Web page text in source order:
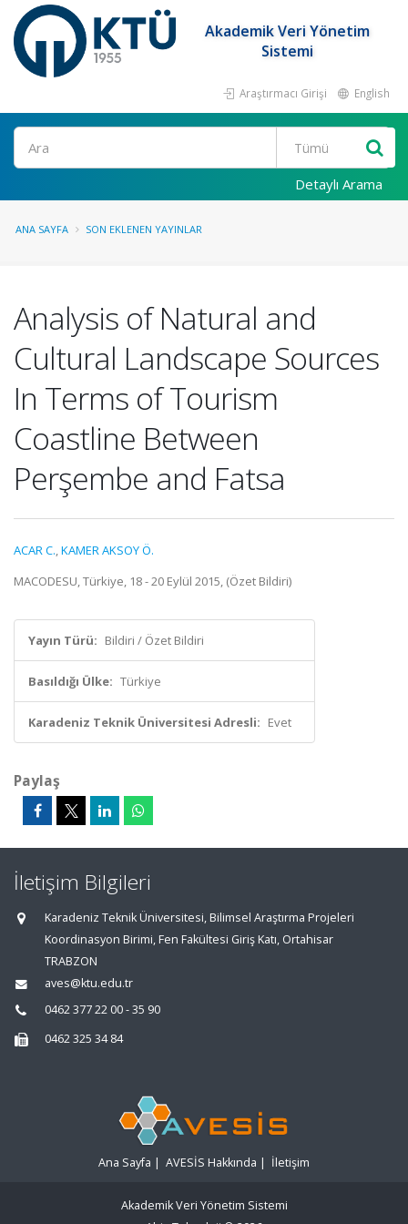
Akademik Veri Yönetim
Sistemi
Araştırmacı Girişi English
Ara
Detaylı Arama
ANA SAYFA SON EKLENEN YAYINLAR
Analysis of Natural and
Cultural Landscape Sources
In Terms of Tourism
Coastline Between
Perşembe and Fatsa
ACAR C.,KAMER AKSOY Ö.
MACODESU, Türkiye, 18 - 20 Eylül 2015, (Özet Bildiri)
Yayın Türü: Bildiri / Özet Bildiri
Basıldığı Ülke: Türkiye
Karadeniz Teknik Üniversitesi Adresli: Evet
Paylaş
İletişim Bilgileri
Karadeniz Teknik Üniversitesi, Bilimsel Araştırma Projeleri
Koordinasyon Birimi, Fen Fakültesi Giriş Katı, Ortahisar
TRABZON
aves@ktu.edu.tr
0462 377 22 00 - 35 90
0462 325 34 84
Ana Sayfa | AVESİS Hakkında | İletişim
Akademik Veri Yönetim Sistemi